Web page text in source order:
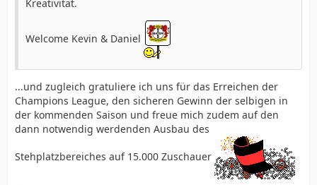
Kreativität.
Welcome Kevin & Daniel
...und zugleich gratuliere ich uns für das Erreichen der
Champions League, den sicheren Gewinn der selbigen in
der kommenden Saison und freue mich zudem auf den
dann notwendig werdenden Ausbau des
Stehplatzbereiches auf 15.000 Zuschauer